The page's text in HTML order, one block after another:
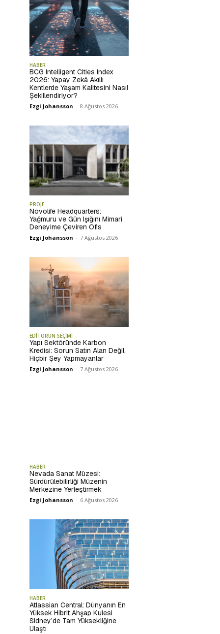
HABER
BCG Intelligent Cities Index
2026: Yapay Zekâ Akıllı
Kentlerde Yaşam Kalitesini Nasıl
Şekillendiriyor?
Ezgi Johansson - 8 Ağustos 2026
PROJE
Novolife Headquarters:
Yağmuru ve Gün Işığını Mimari
Deneyime Çeviren Ofis
Ezgi Johansson - 7 Ağustos 2026
EDİTÖRÜN SEÇİMİ
Yapı Sektöründe Karbon
Kredisi: Sorun Satın Alan Değil,
Hiçbir Şey Yapmayanlar
Ezgi Johansson - 7 Ağustos 2026
HABER
Nevada Sanat Müzesi:
Sürdürülebilirliği Müzenin
Merkezine Yerleştirmek
Ezgi Johansson - 6 Ağustos 2026
HABER
Atlassian Central: Dünyanın En
Yüksek Hibrit Ahşap Kulesi
Sidney’de Tam Yüksekliğine
Ulaştı